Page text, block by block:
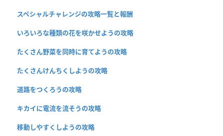
スペシャルチャレンジの攻略一覧と報酬
いろいろな種類の花を咲かせようの攻略
たくさん野菜を同時に育てようの攻略
たくさんけんちくしようの攻略
道路をつくろうの攻略
キカイに電流を流そうの攻略
移動しやすくしようの攻略